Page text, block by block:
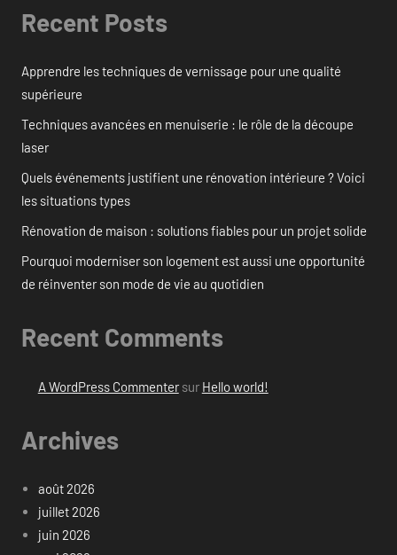
Recent Posts
Apprendre les techniques de vernissage pour une qualité
supérieure
Techniques avancées en menuiserie : le rôle de la découpe
laser
Quels événements justifient une rénovation intérieure ? Voici
les situations types
Rénovation de maison : solutions fiables pour un projet solide
Pourquoi moderniser son logement est aussi une opportunité
de réinventer son mode de vie au quotidien
Recent Comments
A WordPress Commentersur Hello world!
Archives
août 2026
juillet 2026
juin 2026